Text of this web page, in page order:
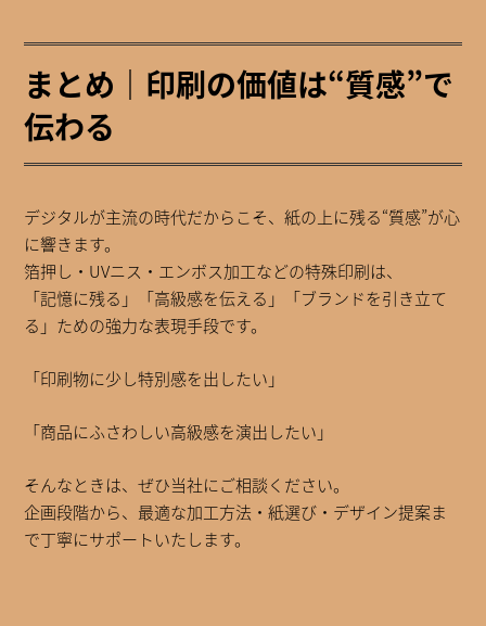
まとめ｜印刷の価値は“質感”で
伝わる
デジタルが主流の時代だからこそ、紙の上に残る“質感”が心
に響きます。
箔押し・UVニス・エンボス加工などの特殊印刷は、
「記憶に残る」「高級感を伝える」「ブランドを引き立て
る」ための強力な表現手段です。
「印刷物に少し特別感を出したい」
「商品にふさわしい高級感を演出したい」
そんなときは、ぜひ当社にご相談ください。
企画段階から、最適な加工方法・紙選び・デザイン提案ま
で丁寧にサポートいたします。